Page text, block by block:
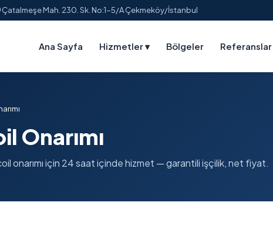
Çatalmeşe Mah. 230. Sk. No:1-5/A Çekmeköy/İstanbul
Ana Sayfa Hizmetler▾ Bölgeler Referanslar
Onarımı
onarımı için 24 saat içinde hizmet — garantili işçilik, net fiyat.